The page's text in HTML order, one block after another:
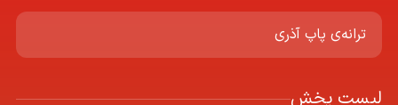
ترانه‌ی پاپ آذری
لیست پخش